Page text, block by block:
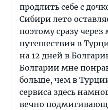
продлить себе с
Сибири лето
поэтому сразу через
путешествия в
на 12 дней в
Болгарии мне
больше, чем в
сервиса здесь
вечно